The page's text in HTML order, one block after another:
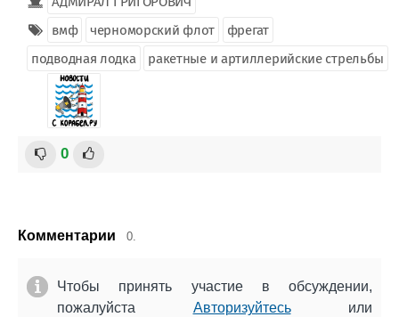
вмф
черноморский флот
фрегат
подводная лодка
ракетные и артиллерийские стрельбы
0
Комментарии 0.
Чтобы принять участие в обсуждении,
пожалуйста Авторизуйтесьили